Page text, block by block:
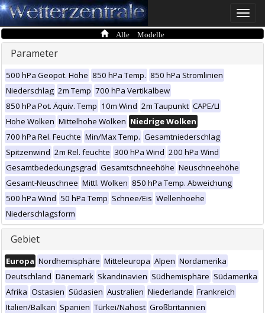
Toggle
Alle Modelle
Parameter
500 hPa Geopot. Höhe 850 hPa Temp. 850 hPa Stromlinien
Niederschlag 2m Temp 700 hPa Vertikalbew
850 hPa Pot. Äquiv. Temp 10m Wind 2m Taupunkt CAPE/LI
Hohe Wolken Mittelhohe Wolken Niedrige Wolken
700 hPa Rel. Feuchte Min/Max Temp. Gesamtniederschlag
Spitzenwind 2m Rel. feuchte 300 hPa Wind 200 hPa Wind
Gesamtbedeckungsgrad Gesamtschneehöhe Neuschneehöhe
Gesamt-Neuschnee Mittl. Wolken 850 hPa Temp. Abweichung
500 hPa Wind 50 hPa Temp Schnee/Eis Wellenhoehe
Niederschlagsform
Gebiet
Europa Nordhemisphäre Mitteleuropa Alpen Nordamerika
Deutschland Dänemark Skandinavien Südhemisphäre Südamerika
Afrika Ostasien Südasien Australien Niederlande Frankreich
Italien/Balkan Spanien Türkei/Nahost Großbritannien